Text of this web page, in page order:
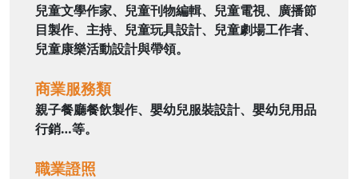
兒童文學作家、兒童刊物編輯、兒童電視、廣播節
目製作、主持、兒童玩具設計、兒童劇場工作者、
兒童康樂活動設計與帶領。
商業服務類
親子餐廳餐飲製作、嬰幼兒服裝設計、嬰幼兒用品
行銷…等。
職業證照